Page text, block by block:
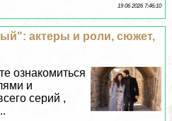
19 06 2026 7:46:10
актеры и роли, сюжет,
ознакомиться
и
серий ,